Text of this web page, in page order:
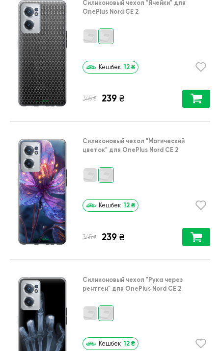
Силиконовый чехол "Ячейки" для
OnePlus Nord CE 2
Кешбек 12 ₴
345 ₴ 239 ₴
Силиконовый чехол "Магический
цветок" для OnePlus Nord CE 2
Кешбек 12 ₴
345 ₴ 239 ₴
Силиконовый чехол "Рука через
рентген" для OnePlus Nord CE 2
Кешбек 12 ₴